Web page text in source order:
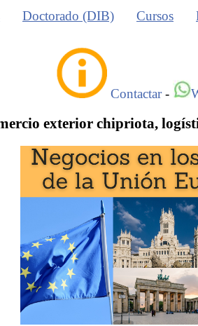
Doctorado (DIB) Cursos
Contactar-
exterior chipriota,